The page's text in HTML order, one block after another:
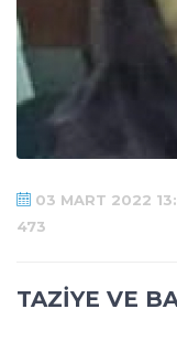
03 MART 2022
473
TAZİYE VE